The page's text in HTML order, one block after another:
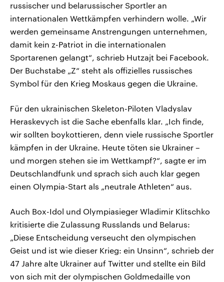
russischer und belarussischer Sportler an
internationalen Wettkämpfen verhindern wolle. „Wir
werden gemeinsame Anstrengungen unternehmen,
damit kein z-Patriot in die internationalen
Sportarenen gelangt“, schrieb Hutzajt bei Facebook.
Der Buchstabe „Z“ steht als offizielles russisches
Symbol für den Krieg Moskaus gegen die Ukraine.
Für den ukrainischen Skeleton-Piloten Vladyslav
Heraskevych ist die Sache ebenfalls klar. „Ich finde,
wir sollten boykottieren, denn viele russische Sportler
kämpfen in der Ukraine. Heute töten sie Ukrainer –
und morgen stehen sie im Wettkampf?“, sagte er im
Deutschlandfunk und sprach sich auch klar gegen
einen Olympia-Start als „neutrale Athleten“ aus.
Auch Box-Idol und Olympiasieger Wladimir Klitschko
kritisierte die Zulassung Russlands und Belarus:
„Diese Entscheidung verseucht den olympischen
Geist und ist wie dieser Krieg: ein Unsinn“, schrieb der
47 Jahre alte Ukrainer auf Twitter und stellte ein Bild
von sich mit der olympischen Goldmedaille von